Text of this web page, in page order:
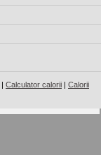
| Calculator calorii | Calorii